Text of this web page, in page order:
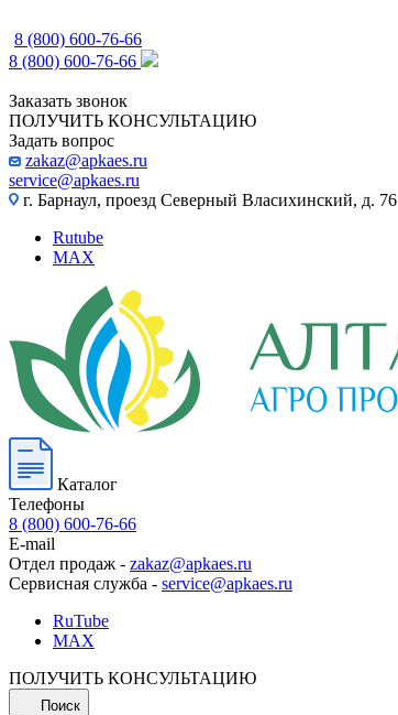
8 (800) 600-76-66
8 (800) 600-76-66
Заказать звонок
ПОЛУЧИТЬ КОНСУЛЬТАЦИЮ
Задать вопрос
zakaz@apkaes.ru
service@apkaes.ru
г. Барнаул, проезд Северный Власихинский, д. 76
Rutube
MAX
Каталог
Телефоны
8 (800) 600-76-66
E-mail
Отдел продаж - zakaz@apkaes.ru
Сервисная служба - service@apkaes.ru
RuTube
MAX
ПОЛУЧИТЬ КОНСУЛЬТАЦИЮ
Поиск